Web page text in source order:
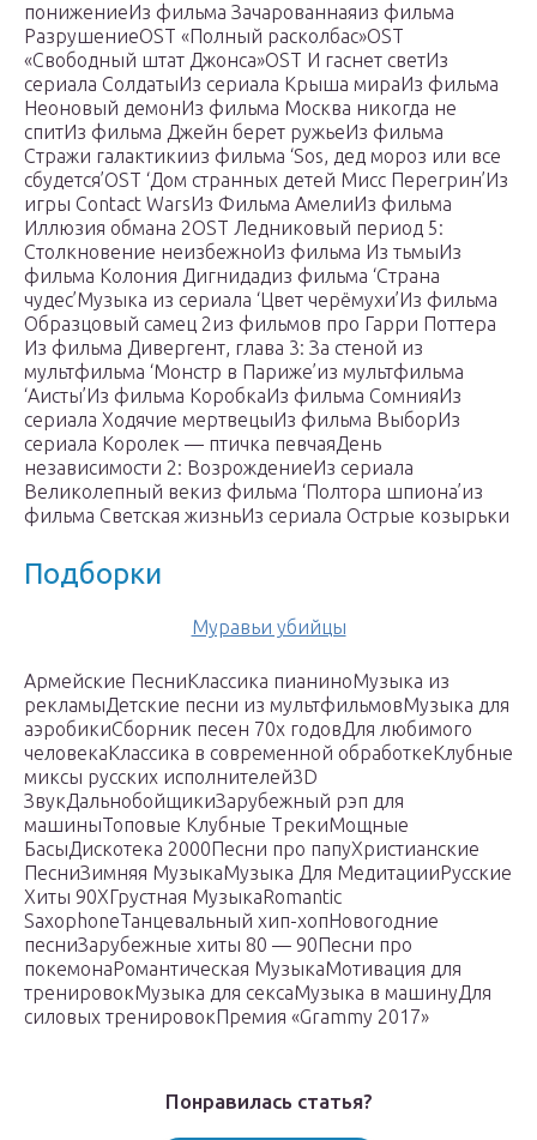
понижениеИз фильма Зачарованнаяиз фильма
РазрушениеOST «Полный расколбас»OST
«Свободный штат Джонса»OST И гаснет светИз
сериала СолдатыИз сериала Крыша мираИз фильма
Неоновый демонИз фильма Москва никогда не
спитИз фильма Джейн берет ружьеИз фильма
Стражи галактикииз фильма ‘Sos, дед мороз или все
сбудется’OST ‘Дом странных детей Мисс Перегрин’Из
игры Contact WarsИз Фильма АмелиИз фильма
Иллюзия обмана 2OST Ледниковый период 5:
Столкновение неизбежноИз фильма Из тьмыИз
фильма Колония Дигнидадиз фильма ‘Страна
чудес’Музыка из сериала ‘Цвет черёмухи’Из фильма
Образцовый самец 2из фильмов про Гарри Поттера
Из фильма Дивергент, глава 3: За стеной из
мультфильма ‘Монстр в Париже’из мультфильма
‘Аисты’Из фильма КоробкаИз фильма СомнияИз
сериала Ходячие мертвецыИз фильма ВыборИз
сериала Королек — птичка певчаяДень
независимости 2: ВозрождениеИз сериала
Великолепный векиз фильма ‘Полтора шпиона’из
фильма Светская жизньИз сериала Острые козырьки
Подборки
Муравьи убийцы
Армейские ПесниКлассика пианиноМузыка из
рекламыДетские песни из мультфильмовМузыка для
аэробикиСборник песен 70х годовДля любимого
человекаКлассика в современной обработкеКлубные
миксы русских исполнителей3D
ЗвукДальнобойщикиЗарубежный рэп для
машиныТоповые Клубные ТрекиМощные
БасыДискотека 2000Песни про папуХристианские
ПесниЗимняя МузыкаМузыка Для МедитацииРусские
Хиты 90ХГрустная МузыкаRomantic
SaxophoneТанцевальный хип-хопНовогодние
песниЗарубежные хиты 80 — 90Песни про
покемонаРомантическая МузыкаМотивация для
тренировокМузыка для сексаМузыка в машинуДля
силовых тренировокПремия «Grammy 2017»
Понравилась статья?